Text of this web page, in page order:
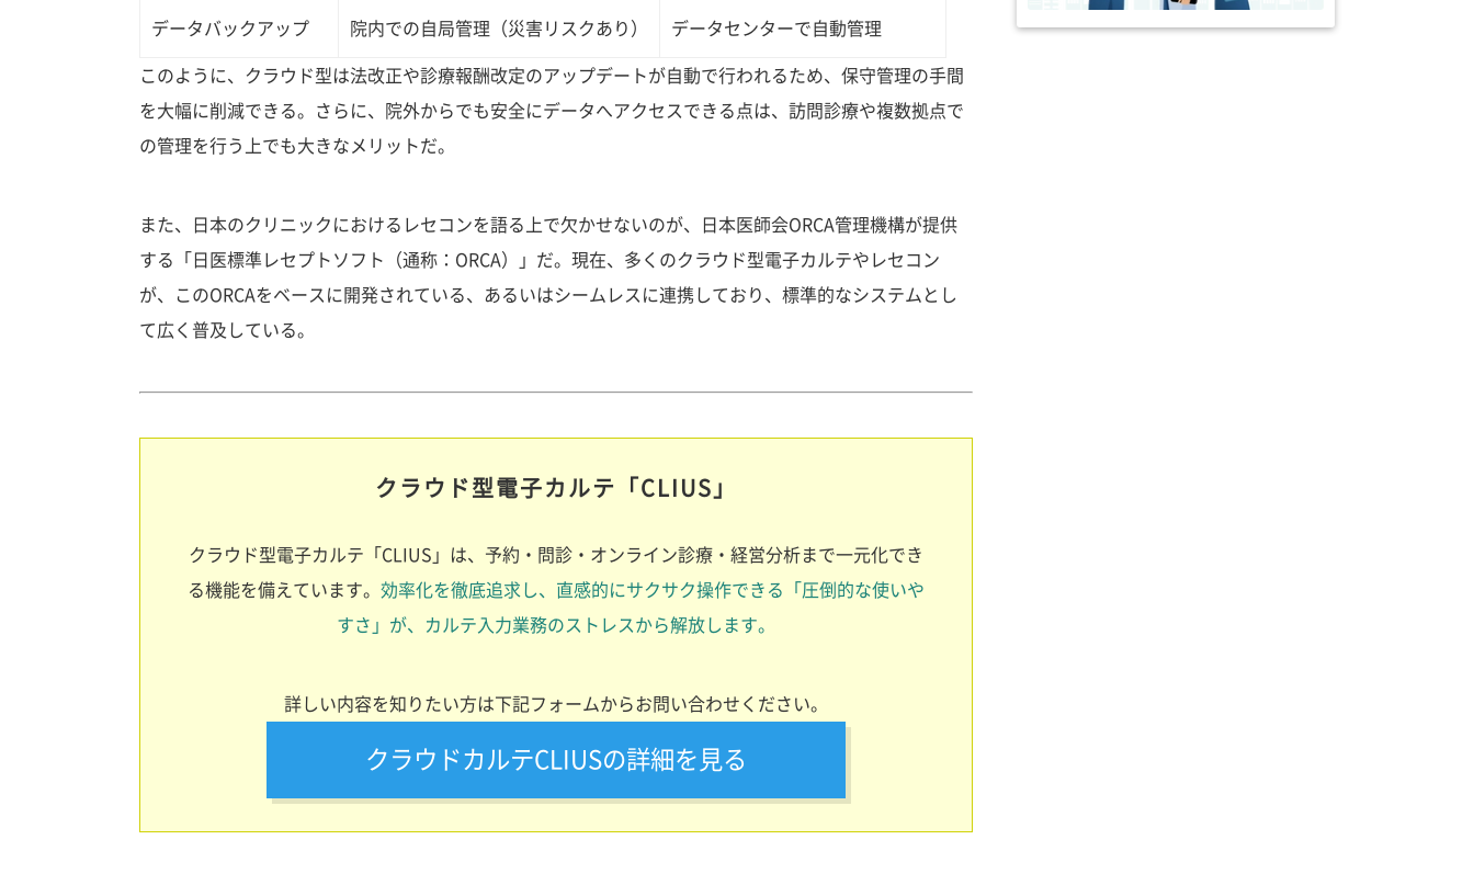
データバックアップ 院内での自局管理（災害リスクあり） データセンターで自動管理
このように、クラウド型は法改正や診療報酬改定のアップデートが自動で行われるため、保守管理の手間
を大幅に削減できる。さらに、院外からでも安全にデータへアクセスできる点は、訪問診療や複数拠点で
の管理を行う上でも大きなメリットだ。
また、日本のクリニックにおけるレセコンを語る上で欠かせないのが、日本医師会ORCA管理機構が提供
する「日医標準レセプトソフト（通称：ORCA）」だ。現在、多くのクラウド型電子カルテやレセコン
が、このORCAをベースに開発されている、あるいはシームレスに連携しており、標準的なシステムとし
て広く普及している。
クラウド型電子カルテ「CLIUS」
クラウド型電子カルテ「CLIUS」は、予約・問診・オンライン診療・経営分析まで一元化でき
る機能を備えています。 効率化を徹底追求し、直感的にサクサク操作できる「圧倒的な使いや
すさ」が、カルテ入力業務のストレスから解放します。
詳しい内容を知りたい方は下記フォームからお問い合わせください。
クラウドカルテCLIUSの詳細を見る